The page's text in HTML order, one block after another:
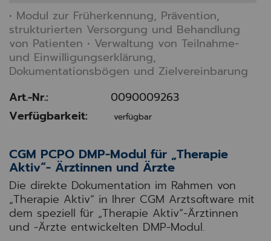
• Modul zur Früherkennung, Prävention,
strukturierten Versorgung und Behandlung
von Patienten • Verwaltung von Teilnahme-
und Einwilligungserklärung,
Dokumentationsbögen und Zielvereinbarung
Art.-Nr.:
0090009263
Verfügbarkeit:
verfügbar
CGM PCPO DMP-Modul für „Therapie
Aktiv“- Ärztinnen und Ärzte
Die direkte Dokumentation im Rahmen von
„Therapie Aktiv“ in Ihrer CGM Arztsoftware mit
dem speziell für „Therapie Aktiv“-Ärztinnen
und -Ärzte entwickelten DMP-Modul.